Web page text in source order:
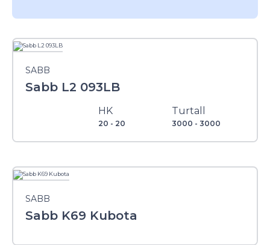
SABB
Sabb L2 093LB
HK
20 - 20
Turtall
3000 - 3000
SABB
Sabb K69 Kubota